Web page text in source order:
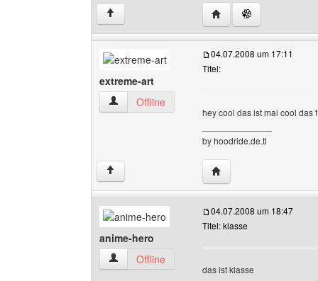
↑ Website dieses
extreme-art
extreme-art Benutzer-Profile anzeigen
Offline
04.07.2008 um 17:11
Titel:
hey cool das ist mal cool das
by hoodride.de.tl
↑ Website dieses
anime-hero
anime-hero Benutzer-Profile anzeigen
Offline
04.07.2008 um 18:47
Titel: klasse
das ist klasse